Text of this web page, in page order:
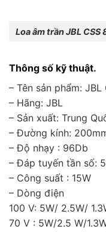
Loa âm trần JBL
Thông số kỹ thuật.
– Tên sản phẩm: JBL
– Hãng: JBL
– Sản xuất: Trung
– Đường kính:
– Độ nhạy : 96Db
– Đáp tuyến tần số:
– Công suất : 15W
– Dòng điện
100 V: 5W/ 2.5W/
70 V : 5W/2.5 W/